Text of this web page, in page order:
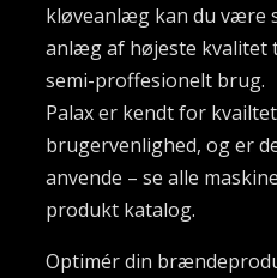
kløveanlæg kan du være
anlæg af højeste kvalitet
semi-proffesionelt brug.
Palax er kendt for
brugervenlighed, og er
anvende – se alle
produkt katalog.
Optimér din